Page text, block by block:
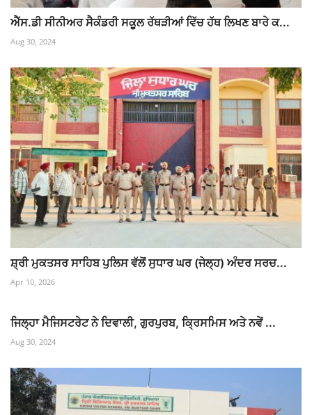
ਐੱਸ.ਡੀ ਸੀਨੀਅਰ ਸੈਕੰਡਰੀ ਸਕੂਲ ਰੱਥੜੀਆਂ ਵਿੱਚ ਹੱਥ ਲਿਖਣ ਬਾਰੇ ਕ...
Aug 30, 2024
ਸ਼੍ਰੀ ਮੁਕਤਸਰ ਸਾਹਿਬ ਪੁਲਿਸ ਵੱਲੋਂ ਸੁਧਾਰ ਘਰ (ਜੇਲ੍ਹ) ਅੰਦਰ ਸਰਚ...
Apr 10, 2026
ਜਿਲ੍ਹਾ ਮੈਜਿਸਟਰੇਟ ਨੇ ਦਿਵਾਲੀ, ਗੁਰਪੁਰਬ, ਕ੍ਰਿਸਮਿਸ ਅਤੇ ਨਵੇਂ ...
Aug 30, 2024